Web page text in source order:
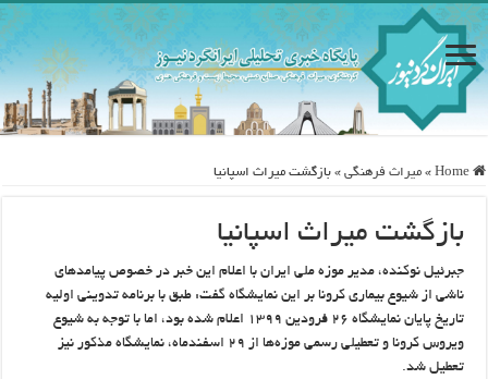
Home
» ميراث فرهنگی » بازگشت میراث اسپانیا
بازگشت میراث اسپانیا
جبرئیل نوکنده، مدیر موزه ملی ایران با اعلام این خبر در خصوص پیامدهای
ناشی از شیوع بیماری کرونا بر این نمایشگاه گفت: طبق با برنامه تدوینی اولیه
تاریخ پایان نمایشگاه ۲۶ فرودین ۱۳۹۹ اعلام شده بود، اما با توجه به شیوع
ویروس کرونا و تعطیلی رسمی موزه‌ها از ۲۹ اسفندماه، نمایشگاه مذکور نیز
تعطیل شد.